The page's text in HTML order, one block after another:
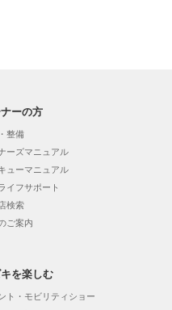
ーの方
整備
ーズマニュアル
ューマニュアル
イフサポート
検索
ご案内
を楽しむ
ト・モビリティショー